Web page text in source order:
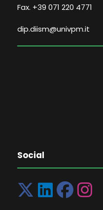
Fax. +39 071 220 4771
dip.diism@univpm.it
Social